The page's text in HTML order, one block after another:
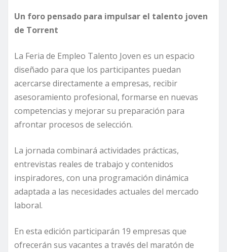
Un foro pensado para impulsar el talento joven
de Torrent
La Feria de Empleo Talento Joven es un espacio
diseñado para que los participantes puedan
acercarse directamente a empresas, recibir
asesoramiento profesional, formarse en nuevas
competencias y mejorar su preparación para
afrontar procesos de selección.
La jornada combinará actividades prácticas,
entrevistas reales de trabajo y contenidos
inspiradores, con una programación dinámica
adaptada a las necesidades actuales del mercado
laboral.
En esta edición participarán 19 empresas que
ofrecerán sus vacantes a través del maratón de